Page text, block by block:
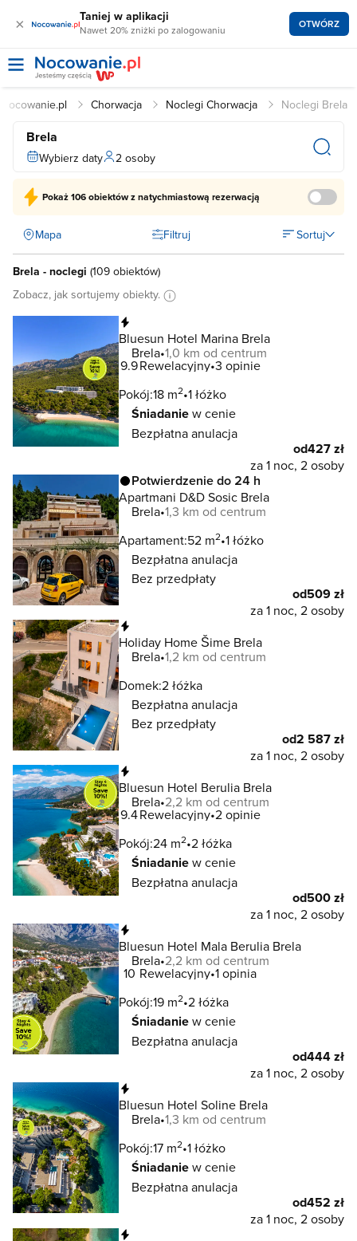
× Taniej w aplikacji
Nawet 20% zniżki po zalogowaniu OTWÓRZ
Nocowanie.pl Chorwacja Noclegi Chorwacja Noclegi Brela
Brela
Wybierz daty 2 osoby
Pokaż106 obiektówz natychmiastową rezerwacją
Mapa Filtruj Sortuj
Brela - noclegi (109 obiektów)
Zobacz, jak sortujemy obiekty.
Bluesun Hotel Marina Brela
Brela 1,0 km od centrum
9.9Rewelacyjny 3 opinie
Pokój:18 m2 1 łóżko
Śniadaniew cenie
Bezpłatna anulacja
od427 zł
za 1 noc, 2 osoby
Potwierdzenie do 24 h
Apartmani D&D Sosic Brela
Brela 1,3 km od centrum
Apartament:52 m2 1 łóżko
Bezpłatna anulacja
Bez przedpłaty
od509 zł
za 1 noc, 2 osoby
Holiday Home Šime Brela
Brela 1,2 km od centrum
Domek:2 łóżka
Bezpłatna anulacja
Bez przedpłaty
od2 587 zł
za 1 noc, 2 osoby
Bluesun Hotel Berulia Brela
Brela 2,2 km od centrum
9.4Rewelacyjny 2 opinie
Pokój:24 m2 2 łóżka
Śniadaniew cenie
Bezpłatna anulacja
od500 zł
za 1 noc, 2 osoby
Bluesun Hotel Mala Berulia Brela
Brela 2,2 km od centrum
10 Rewelacyjny 1 opinia
Pokój:19 m2 2 łóżka
Śniadaniew cenie
Bezpłatna anulacja
od444 zł
za 1 noc, 2 osoby
Bluesun Hotel Soline Brela
Brela 1,3 km od centrum
Pokój:17 m2 1 łóżko
Śniadaniew cenie
Bezpłatna anulacja
od452 zł
za 1 noc, 2 osoby